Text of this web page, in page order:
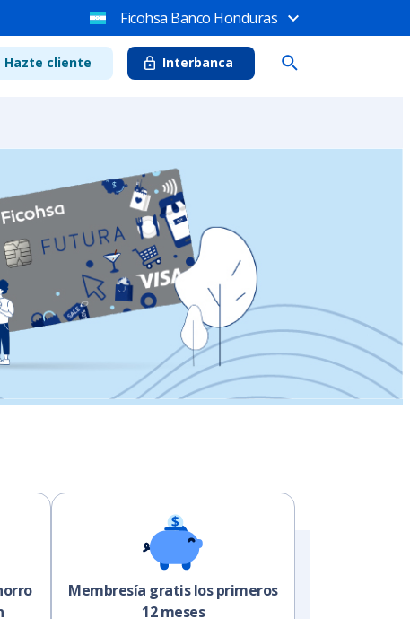
Ficohsa Banco Honduras
Hazte cliente Interbanca
Membresía gratis los primeros
12 meses